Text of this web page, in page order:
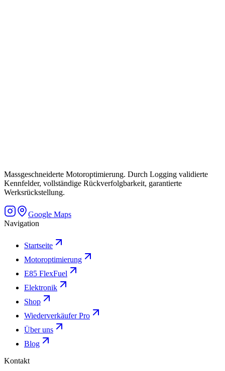
Werksrückstellung.
Google Maps
Navigation
Startseite
Motoroptimierung
E85 FlexFuel
Elektronik
Shop
Wiederverkäufer Pro
Über uns
Blog
Kontakt